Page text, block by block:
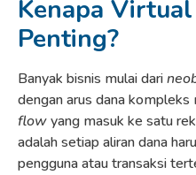
Kenapa
Penting?
Banyak bisnis mulai dari
dengan arus dana
flowyang masuk ke satu
adalah setiap aliran dana
pengguna atau transaksi